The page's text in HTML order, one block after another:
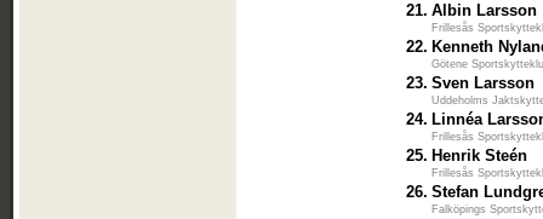
21. Albin Larsson
Frillesås
22. Kenneth
Götene
23. Sven Larsson
Uddeholms
24. Linnéa
Frillesås
25. Henrik Steén
Frillesås
26. Stefan
Falköpings